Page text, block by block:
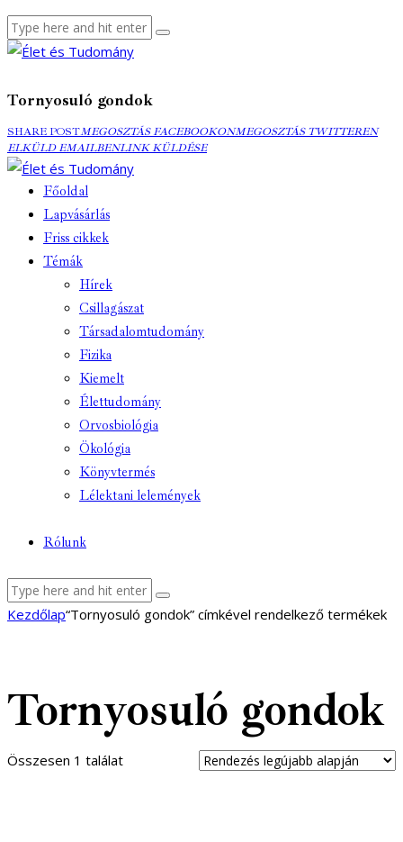
Tornyosuló gondok
SHARE POSTMEGOSZTÁS
FACEBOOKON
MEGOSZTÁS FACEBOOKONMEGOSZTÁS
MEGOSZTÁS TWITTEREN
ELKÜLD EMAILBENCOPY
TO
LINK KÜLDÉSE
Főoldal
Lapvásárlás
Friss cikkek
Témák
Hírek
Csillagászat
Társadalomtudomány
Fizika
Kiemelt
Élettudomány
Orvosbiológia
Ökológia
Könyvtermés
Lélektani lelemények
Rólunk
facebook-
youtube-
email
Kezdőlap“Tornyosuló gondok” címkével rendelkező termékek
Tornyosuló gondok
Összesen 1 találat